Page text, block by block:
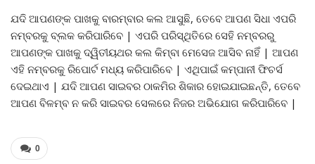
ଯଦି ଆପଣଙ୍କ ପାଖକୁ ବାରମ୍ବାର କଲ ଆସୁଛି, ତେବେ ଆପଣ ସିଧା ଏପରି
ନମ୍ବରକୁ ବ୍ଲକ କରିପାରିବେ | ଏପରି ପରିସ୍ଥିତିରେ ସେହି ନମ୍ବରରୁ
ଆପଣଙ୍କ ପାଖକୁ ଦ୍ୱିତୀୟଥର କଲ କିମ୍ବା ମେସେଜ ଆସିବ ନାହିଁ | ଆପଣ
ଏହି ନମ୍ବରକୁ ରିପୋର୍ଟ ମଧ୍ୟ କରିପାରିବେ | ଏଥିପାଇଁ କମ୍ପାନୀ ଫିଚର୍ସ
ଦେଇଥାଏ | ଯଦି ଆପଣ ସାଇବର ଠାକମିର ଶିକାର ହୋଇଯାଇଛନ୍ତି, ତେବେ
ଆପଣ ବିଳମ୍ବ ନ କରି ସାଇବର ସେଲରେ ନିଜର ଅଭିଯୋଗ କରିପାରିବେ |
0